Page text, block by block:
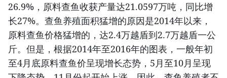
26.9%，原料查鱼收获产量达21.0597万吨，同比增
长27%。查鱼养殖面积猛增的原因是2014年以来，
原料查鱼价格猛增的，达2.4万越盾到2.7万越盾一公
斤。但是，根据2014年至2016年的图表，一般年初
至4月底原料查鱼价呈现增长态势，5月至10月呈现